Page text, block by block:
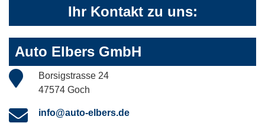
Ihr Kontakt zu uns:
Auto Elbers GmbH
Borsigstrasse 24
47574 Goch
info@auto-elbers.de